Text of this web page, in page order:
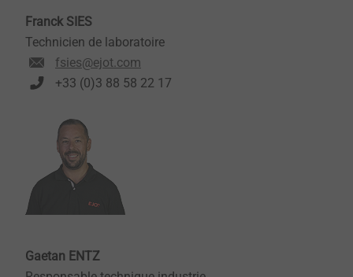
Franck SIES
Technicien de laboratoire
fsies@ejot.com
+33 (0)3 88 58 22 17
Gaetan ENTZ